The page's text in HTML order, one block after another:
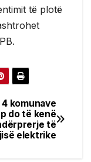
të plotë
komunave
do të kenë
të
elektrike